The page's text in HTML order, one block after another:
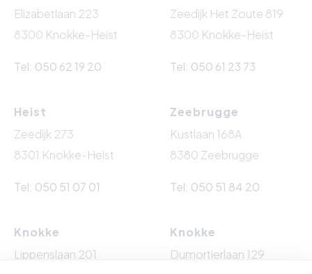
Elizabetlaan 223
8300 Knokke-Heist
Tel: 050 62 19 20
Zeedijk Het Zoute 819
8300 Knokke-Heist
Tel: 050 61 23 73
Heist
Zeedijk 273
8301 Knokke-Heist
Tel: 050 51 07 01
Zeebrugge
Kustlaan 168A
8380 Zeebrugge
Tel: 050 51 84 20
Knokke
Lippenslaan 201
Knokke
Dumortierlaan 129